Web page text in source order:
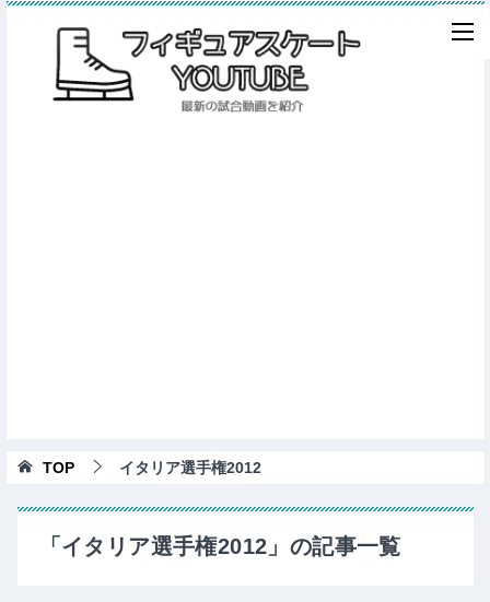
TOP イタリア選手権2012
「イタリア選手権2012」の記事一覧